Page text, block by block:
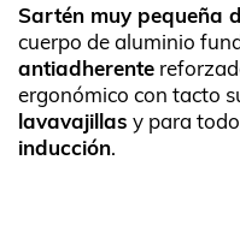
5.00sobre
5 basado
en
puntuación
de cliente
Sartén muy pequeña
cuerpo de aluminio
antiadherente
ergonómico con tacto
lavavajillas y para
inducción.